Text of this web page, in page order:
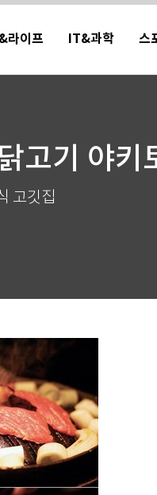
라이프 IT&과학 스
고기 야키
고깃집